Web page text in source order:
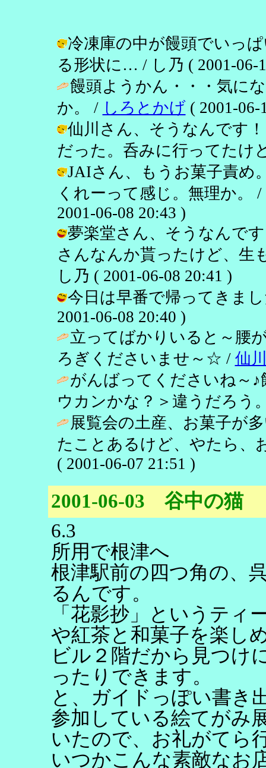
冷凍庫の中が饅頭でいっ
る形状に… / し乃 ( 2001-06-
饅頭ようかん・・・気に
か。 / しろとかげ( 2001-06-
仙川さん、そうなんです
だった。呑みに行ってたけ
JAIさん、もうお菓子責め
くれーって感じ。無理か。
2001-06-08 20:43 )
夢楽堂さん、そうなんで
さんなんか貰ったけど、生
し乃 ( 2001-06-08 20:41 )
今日は早番で帰ってきま
2001-06-08 20:40 )
立ってばかりいると～
ろぎくださいませ～☆ / 仙
がんばってくださいね～
ウカンかな？＞違うだろう
展覧会の土産、お菓子が
たことあるけど、やたら、
( 2001-06-07 21:51 )
2001-06-03 谷中の猫
6.3
所用で根津へ
根津駅前の四つ角の、
るんです。
「花影抄」というティ
や紅茶と和菓子を楽し
ビル２階だから見つけ
ったりできます。
と、ガイドっぽい書き
参加している絵てがみ
いたので、お礼がてら
いつかこんな素敵なお